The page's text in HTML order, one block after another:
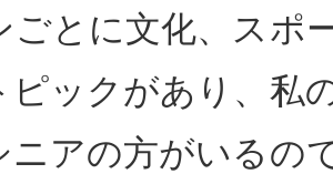
ごとに文化、スポ
ピックがあり、私
ニアの方がいるの